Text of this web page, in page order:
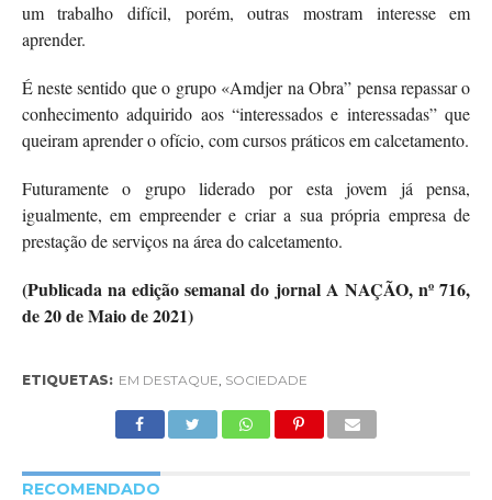
um trabalho difícil, porém, outras mostram interesse em
aprender.
É neste sentido que o grupo «Amdjer na Obra” pensa repassar o
conhecimento adquirido aos “interessados e interessadas” que
queiram aprender o ofício, com cursos práticos em calcetamento.
Futuramente o grupo liderado por esta jovem já pensa,
igualmente, em empreender e criar a sua própria empresa de
prestação de serviços na área do calcetamento.
(Publicada na edição semanal do jornal A NAÇÃO, nº 716,
de 20 de Maio de 2021)
ETIQUETAS: EM DESTAQUE, SOCIEDADE
RECOMENDADO